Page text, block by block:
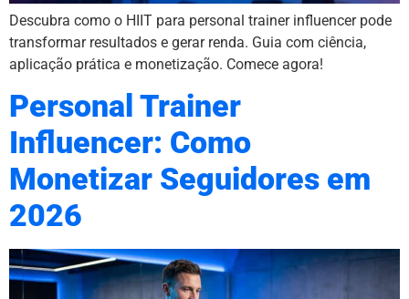
Descubra como o HIIT para personal trainer influencer pode
transformar resultados e gerar renda. Guia com ciência,
aplicação prática e monetização. Comece agora!
Personal Trainer
Influencer: Como
Monetizar Seguidores em
2026